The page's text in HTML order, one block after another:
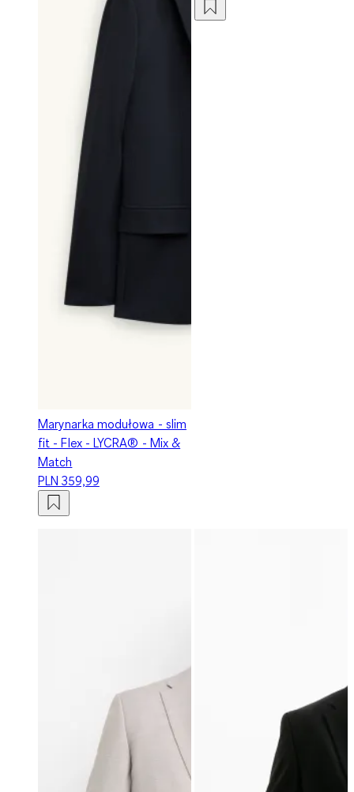
Marynarka modułowa - slim
fit - Flex - LYCRA® - Mix &
Match
PLN 359,99